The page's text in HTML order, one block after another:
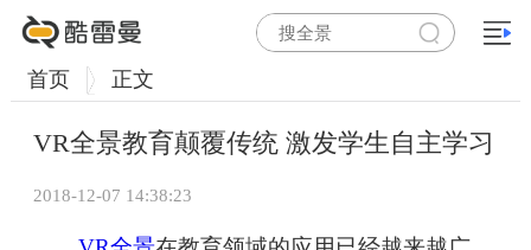
首页 正文
VR全景教育颠覆传统 激发学生自主学习
2018-12-07 14:38:23